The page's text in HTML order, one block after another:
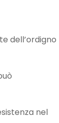
dell’ordigno
nel